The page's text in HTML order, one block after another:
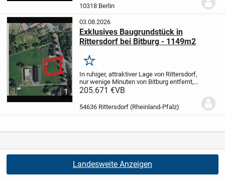
steht ein exklusives Baugrundstück in...
10318 Berlin
1
03.08.2026
Exklusives Baugrundstück in
Rittersdorf bei Bitburg - 1149m2
Merken
In ruhiger, attraktiver Lage von Rittersdorf,
nur wenige Minuten von Bitburg entfernt,
steht dieses großzügige Baugrundstück
Grundstück ist voll erschlossen und...
205.671 €VB
54636 Rittersdorf (Rheinland-Pfalz)
Landesweite Anzeigen